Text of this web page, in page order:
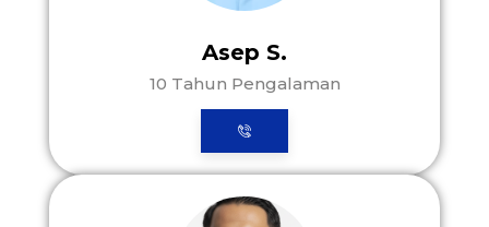
Asep S.
10 Tahun Pengalaman